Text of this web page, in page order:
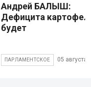
Андрей БАЛЫШ:
Дефицита
будет
ПАРЛАМЕНТСКОЕ 05 августа